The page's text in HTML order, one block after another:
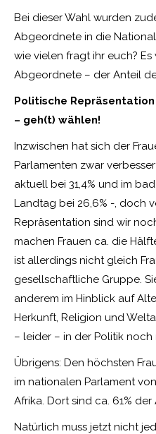
Bei dieser Wahl wurden
Abgeordnete in die
wie vielen fragt ihr euch? Es
Abgeordnete – der Anteil
Politische
– geh(t) wählen!
Inzwischen hat sich der
Parlamenten zwar
aktuell bei 31,4% und im
Landtag bei 26,6% -, doch
Repräsentation sind wir
machen Frauen ca. die
ist allerdings nicht gleich
gesellschaftliche Gruppe.
anderem im Hinblick auf
Herkunft, Religion und
– leider – in der Politik noch
Übrigens: Den höchsten
im nationalen Parlament
Afrika. Dort sind ca. 61%
Natürlich muss jetzt nicht